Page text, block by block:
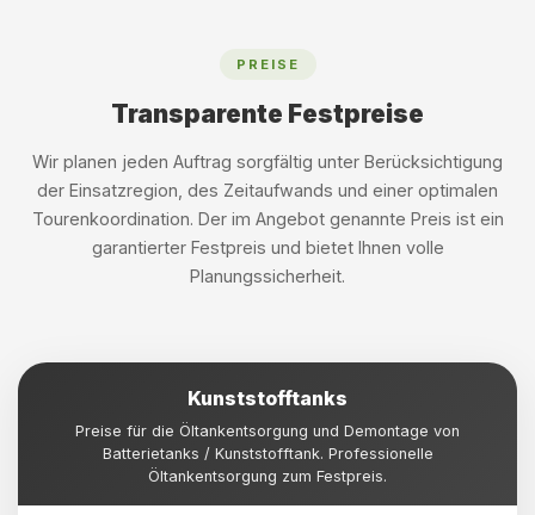
PREISE
Transparente Festpreise
Wir planen jeden Auftrag sorgfältig unter Berücksichtigung
der Einsatzregion, des Zeitaufwands und einer optimalen
Tourenkoordination. Der im Angebot genannte Preis ist ein
garantierter Festpreis und bietet Ihnen volle
Planungssicherheit.
Kunststofftanks
Preise für die Öltankentsorgung und Demontage von
Batterietanks / Kunststofftank. Professionelle
Öltankentsorgung zum Festpreis.